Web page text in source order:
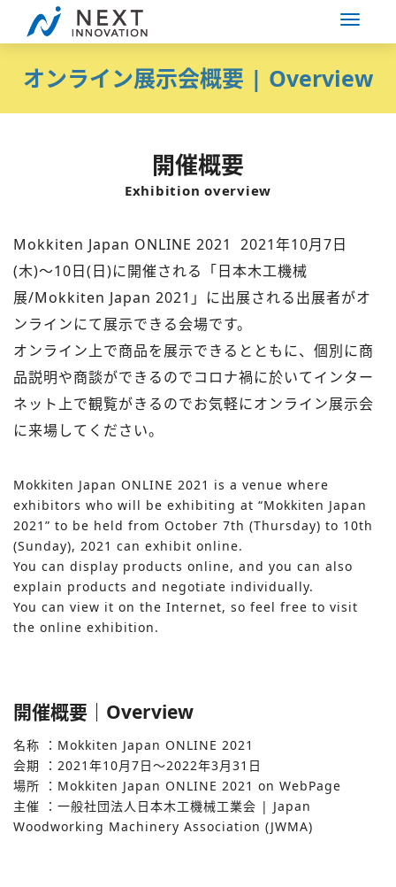
オンライン展⽰会概要 | Overview
開催概要
Exhibition overview
Mokkiten Japan ONLINE 2021 2021年10⽉7⽇
(⽊)〜10⽇(⽇)に開催される「⽇本⽊⼯機械
展/Mokkiten Japan 2021」に出展される出展者がオ
ンラインにて展⽰できる会場です。
オンライン上で商品を展⽰できるとともに、個別に商
品説明や商談ができるのでコロナ禍に於いてインター
ネット上で観覧がきるのでお気軽にオンライン展⽰会
に来場してください。
Mokkiten Japan ONLINE 2021 is a venue where
exhibitors who will be exhibiting at “Mokkiten Japan
2021” to be held from October 7th (Thursday) to 10th
(Sunday), 2021 can exhibit online.
You can display products online, and you can also
explain products and negotiate individually.
You can view it on the Internet, so feel free to visit
the online exhibition.
開催概要｜Overview
名称 ：Mokkiten Japan ONLINE 2021
会期 ：2021年10⽉7⽇〜2022年3⽉31⽇
場所 ：Mokkiten Japan ONLINE 2021 on WebPage
主催 ：⼀般社団法⼈⽇本⽊⼯機械⼯業会 | Japan
Woodworking Machinery Association (JWMA)